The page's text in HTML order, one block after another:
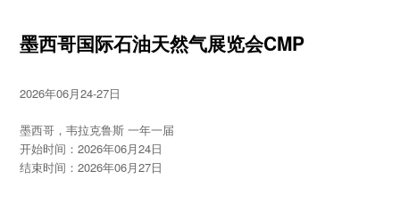
墨西哥国际石油天然气展览会CMP
2026年06月24-27日
墨西哥，韦拉克鲁斯 一年一届
开始时间：2026年06月24日
结束时间：2026年06月27日